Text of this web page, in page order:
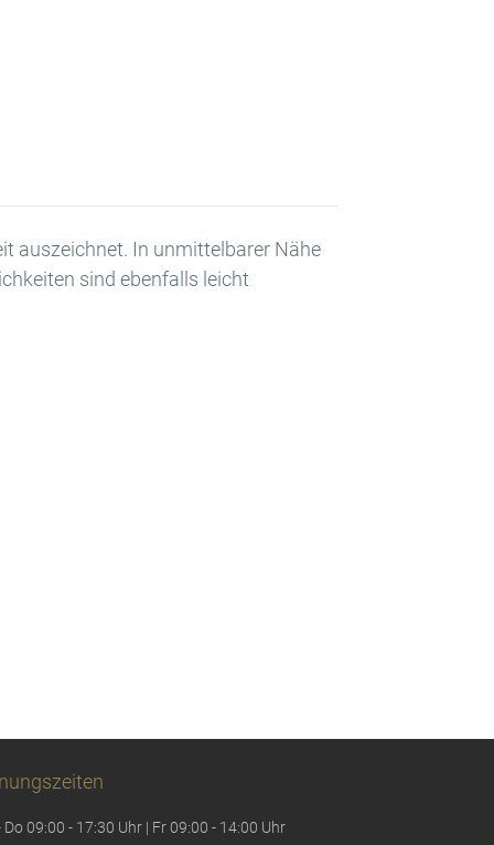
auszeichnet. In unmittelbarer Nähe
sind ebenfalls leicht
Do 09:00 - 17:30 Uhr | Fr 09:00 - 14:00 Uhr